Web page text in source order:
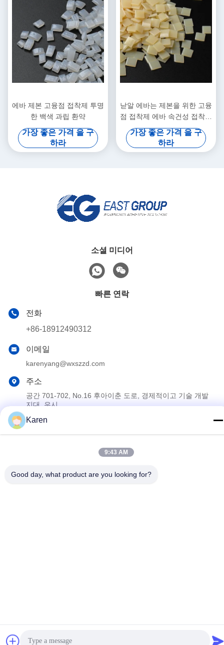
에바 제본 고융점 접착제 투명
한 백색 과립 환약
가장 좋은 가격 을 구
하라
낟알 에바는 제본을 위한 고융
점 접착제 에바 속건성 접착제
접착제에 기초로 했습니다
가장 좋은 가격 을 구
하라
소셜 미디어
빠른 연락
전화
+86-18912490312
이메일
karenyang@wxszzd.com
주소
공간 701-702, No.16 후아이춘 도로, 경제적이고 기술 개발
지대, 우시
중국 좋은 품질 퍼스트메릿 고온 용융 글루 공급업체. 저작권 ©
Karen
9:43 AM
Good day, what product are you looking for?